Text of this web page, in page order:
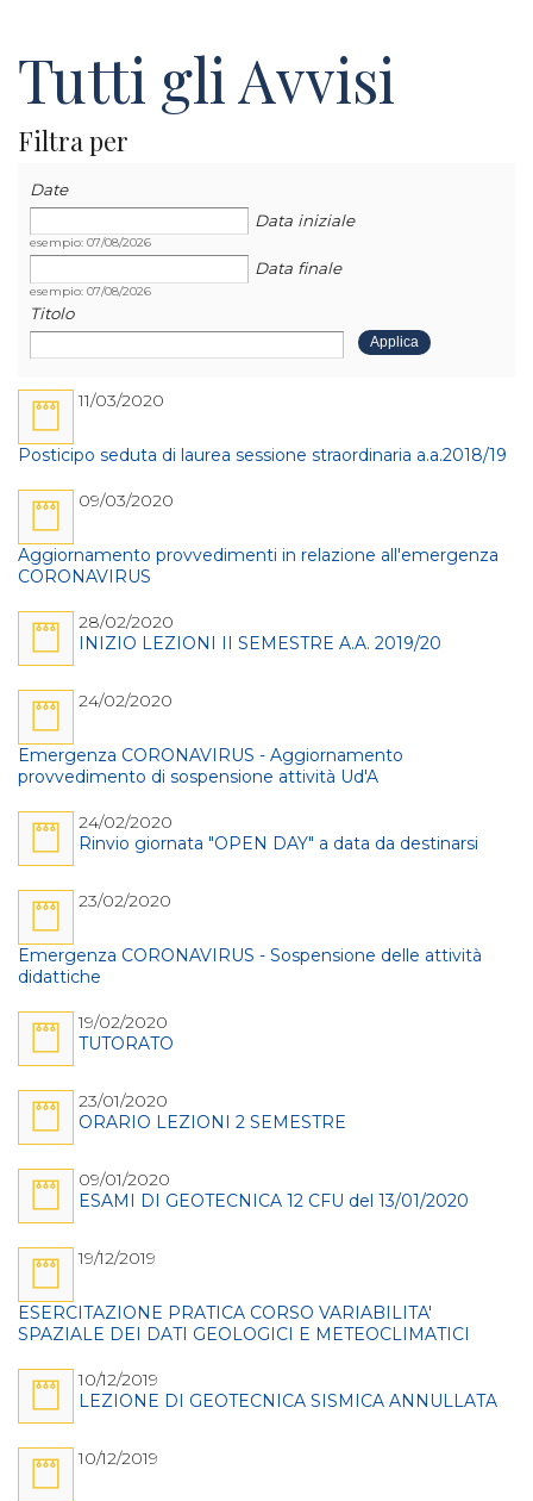
Tutti gli Avvisi
Filtra per
Date
Data iniziale
Data
esempio: 07/08/2026
Data finale
Data
esempio: 07/08/2026
Titolo
11/03/2020
Posticipo seduta di laurea sessione straordinaria a.a.2018/19
09/03/2020
Aggiornamento provvedimenti in relazione all'emergenza
CORONAVIRUS
28/02/2020
INIZIO LEZIONI II SEMESTRE A.A. 2019/20
24/02/2020
Emergenza CORONAVIRUS - Aggiornamento
provvedimento di sospensione attività Ud'A
24/02/2020
Rinvio giornata "OPEN DAY" a data da destinarsi
23/02/2020
Emergenza CORONAVIRUS - Sospensione delle attività
didattiche
19/02/2020
TUTORATO
23/01/2020
ORARIO LEZIONI 2 SEMESTRE
09/01/2020
ESAMI DI GEOTECNICA 12 CFU del 13/01/2020
19/12/2019
ESERCITAZIONE PRATICA CORSO VARIABILITA'
SPAZIALE DEI DATI GEOLOGICI E METEOCLIMATICI
10/12/2019
LEZIONE DI GEOTECNICA SISMICA ANNULLATA
10/12/2019